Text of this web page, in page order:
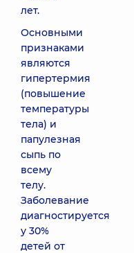
лет.
Основными
признаками
являются
гипертермия
(повышение
температуры
тела) и
папулезная
сыпь по
всему
телу.
Заболевание
диагностируется
у 30%
детей от